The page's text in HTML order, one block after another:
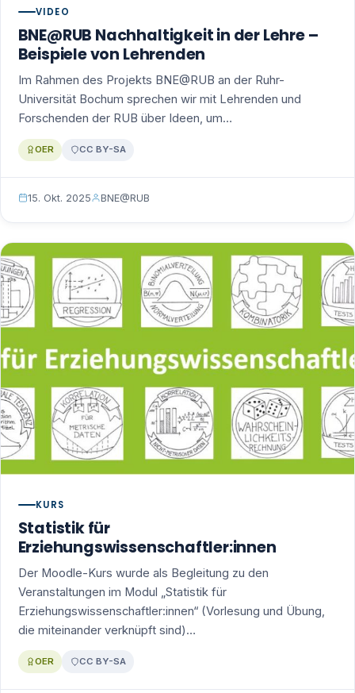
VIDEO
BNE@RUB Nachhaltigkeit in der Lehre –
Beispiele von Lehrenden
Im Rahmen des Projekts BNE@RUB an der Ruhr-
Universität Bochum sprechen wir mit Lehrenden und
Forschenden der RUB über Ideen, um…
OER CC BY-SA
15. Okt. 2025 BNE@RUB
KURS
Statistik für
Erziehungswissenschaftler:innen
Der Moodle-Kurs wurde als Begleitung zu den
Veranstaltungen im Modul „Statistik für
Erziehungswissenschaftler:innen“ (Vorlesung und Übung,
die miteinander verknüpft sind)…
OER CC BY-SA